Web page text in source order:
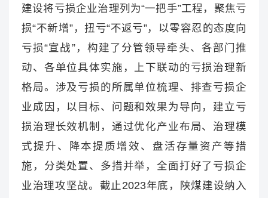
建设将亏损企业治理列为“一把手”工程，聚焦亏
损“不新增”，扭亏“不返亏”，以零容忍的态度向
亏损“宣战”，构建了分管领导牵头、各部门推
动、各单位具体实施，上下联动的亏损治理新
格局。涉及亏损的所属单位梳理、排查亏损企
业成因，以目标、问题和效果为导向，建立亏
损治理长效机制，通过优化产业布局、治理模
式提升、降本提质增效、盘活存量资产等措
施，分类处置、多措并举，全面打好了亏损企
业治理攻坚战。截止2023年底，陕煤建设纳入